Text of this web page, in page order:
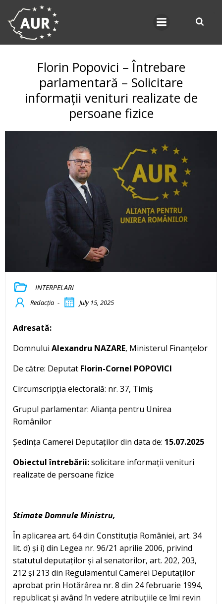
Florin Popovici – Întrebare
parlamentară – Solicitare
informații venituri realizate de
persoane fizice
INTERPELARI
Redacția - July 15, 2025
Adresată:
Domnului Alexandru NAZARE, Ministerul Finanțelor
De către: Deputat Florin-Cornel POPOVICI
Circumscripția electorală: nr. 37, Timiș
Grupul parlamentar: Alianța pentru Unirea
Românilor
Ședința Camerei Deputaților din data de: 15.07.2025
Obiectul întrebării:solicitare informații venituri
realizate de persoane fizice
Stimate Domnule Ministru,
În aplicarea art. 64 din Constituția României, art. 34
lit. d) și i) din Legea nr. 96/21 aprilie 2006, privind
statutul deputaților și al senatorilor, art. 202, 203,
212 și 213 din Regulamentul Camerei Deputaților
aprobat prin Hotărârea nr. 8 din 24 februarie 1994,
republicat și având în vedere atribuțiile ce îmi revin